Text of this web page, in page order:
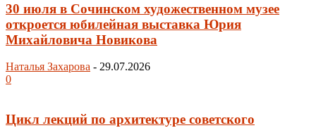
30 июля в Сочинском художественном музее
откроется юбилейная выставка Юрия
Михайловича Новикова
Наталья Захарова - 29.07.2026
0
Цикл лекций по архитектуре советского